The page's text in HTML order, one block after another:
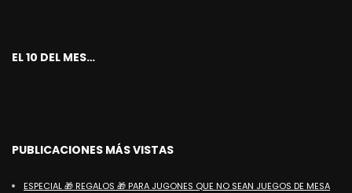
EL 10 DEL MES…
PUBLICACIONES MÁS VISTAS
ESPECIAL 🎁 REGALOS 🎁 PARA JUGONES QUE NO SEAN JUEGOS DE MESA